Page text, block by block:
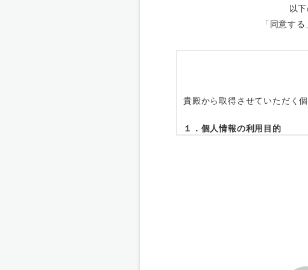
以
「同意す
貴殿から取得させていただく
１．個人情報の利用目的
取得させていただく「個人情